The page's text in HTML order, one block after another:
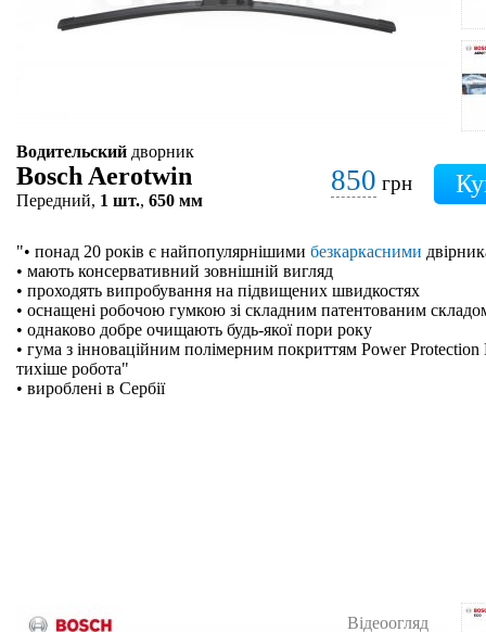
Водительский дворник
Bosch Aerotwin
Передний, 1 шт., 650 мм
850 грн
"• понад 20 років є найпопулярнішими безкаркасними
• мають консервативний зовнішній вигляд
• проходять випробування на підвищених швидкостях
• оснащені робочою гумкою зі складним патентованим
• однаково добре очищають будь-якої пори року
• гума з інноваційним полімерним покриттям Power
тихіше робота"
• вироблені в Сербії
Відеоогляд